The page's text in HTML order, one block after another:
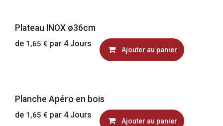
Plateau INOX ø36cm
de 1,65 € par 4 Jours
Ajouter au panier
Planche Apéro en bois
de 1,65 € par 4 Jours
Ajouter au panier